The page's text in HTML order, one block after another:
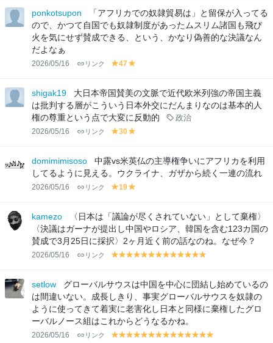
lo
w
lo
w
ponkotsupon
「アフリカでの奴隷貿易は」と留保が入ってる
ので、かつて自国でも奴隷制度があったムスリム諸国も飛び
火を気にせず賛成できる、という、かなり偽善的な決議なん
だよなぁ
2026/05/16 リンク
y
lo
w
47
lo
w
shigak19
大日本帝国賛美の文脈で近代欧米列強の帝国主義
は批判する層がこういう日本外交にだんまりなのは基本的人
権の尊重という点で大変に反動的
政治
2026/05/16 リンク
y
lo
30
lo
w
domimimisoso
中露vs米英仏の主導権争いにアフリカを利用
してるように見える。ウクライナ、ガザから続く一連の流れ
2026/05/16 リンク
y
lo
w
19
lo
w
kamezo
〈日本は「議論が尽くされていない」として棄権〉
〈決議はガーナが提出し中国やロシア、韓国を含む123カ国の
賛成で3月25日に採択〉2ヶ月近く前の話なのね。なぜ今？
2026/05/16 リンク
y
lo
y
lo
w
y
lo
w
y
lo
y
lo
w
y
lo
w
y
lo
w
y
lo
w
y
lo
w
y
lo
y
lo
w
y
lo
w
lo
w
setlow
グローバルサウスは中国を中心に団結し始めているの
は間違いない。成長しきり、事実グローバルサウスを奴隷の
ように使ってきて着実に老害化し日本と同様に棄権したグロ
ーバルノース組はこれからどうなるかね。
2026/05/16 リンク
y y y y y y y y y y y y y